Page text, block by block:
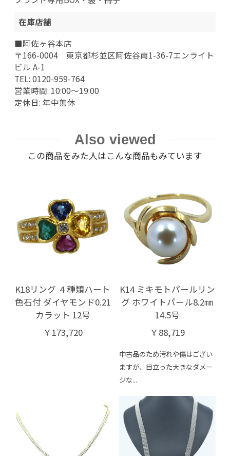
在庫店舗
■阿佐ヶ谷本店
〒166-0004 東京都杉並区阿佐谷南1-36-7エンライト
ビル A-1
TEL: 0120-959-764
営業時間: 10:00～19:00
定休日: 年中無休
Also viewed
この商品をみた人はこんな商品もみています
K18リング ４種類ハート
色石付 ダイヤモンド0.21
カラット 12号
￥173,720
K14 ミキモトパールリン
グ ホワイトパール8.2㎜
14.5号
￥88,719
中古品のため汚れや傷はござい
ますが、目立った大きなダメー
ジな...